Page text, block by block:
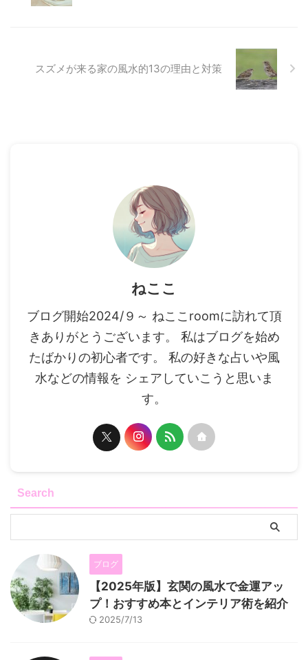
スズメが来る家の風水的13の理由と対策
ねここ
ブログ開始2024/９～ ねここroomに訪れて頂
きありがとうございます。 私はブログを始め
たばかりの初心者です。 私の好きな占いや風
水などの情報を シェアしていこうと思いま
す。
Search
ブログ
【2025年版】玄関の風水で金運アッ
プ！おすすめ本とインテリア術を紹介
2025/7/13